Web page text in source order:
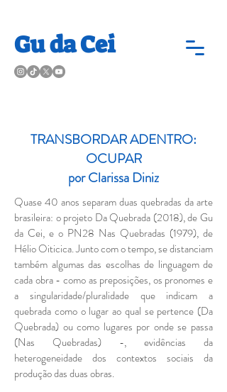
Gu da Cei
TRANSBORDAR ADENTRO:
OCUPAR
por Clarissa Diniz
Quase 40 anos separam duas quebradas da arte
brasileira: o projeto Da Quebrada (2018), de Gu
da Cei, e o PN28 Nas Quebradas (1979), de
Hélio Oiticica. Junto com o tempo, se distanciam
também algumas das escolhas de linguagem de
cada obra - como as preposições, os pronomes e
a singularidade/pluralidade que indicam a
quebrada como o lugar ao qual se pertence (Da
Quebrada) ou como lugares por onde se passa
(Nas Quebradas) -, evidências da
heterogeneidade dos contextos sociais da
produção das duas obras.